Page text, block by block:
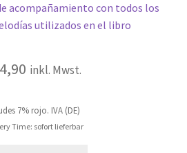
acompañamiento con todos los
utilizados en el libro
inkl. Mwst.
7% rojo. IVA (DE)
Time: sofort lieferbar